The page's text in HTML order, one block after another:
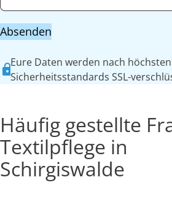
Absenden
Eure Daten werden nach höchsten
Sicherheitsstandards SSL-
Häufig gestellte
Textilpflege in
Schirgiswalde